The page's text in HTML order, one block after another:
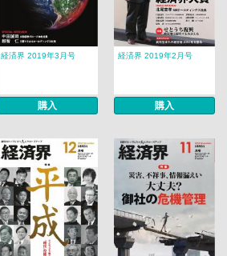
経済界 2019年3月号
購入
経済界 2019年2月号
購入